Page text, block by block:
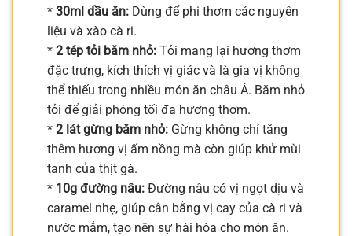
* 30ml dầu ăn: Dùng để phi thơm các nguyên
liệu và xào cà ri.
* 2 tép tỏi băm nhỏ: Tỏi mang lại hương thơm
đặc trưng, kích thích vị giác và là gia vị không
thể thiếu trong nhiều món ăn châu Á. Băm nhỏ
tỏi để giải phóng tối đa hương thơm.
* 2 lát gừng băm nhỏ: Gừng không chỉ tăng
thêm hương vị ấm nồng mà còn giúp khử mùi
tanh của thịt gà.
* 10g đường nâu: Đường nâu có vị ngọt dịu và
caramel nhẹ, giúp cân bằng vị cay của cà ri và
nước mắm, tạo nên sự hài hòa cho món ăn.